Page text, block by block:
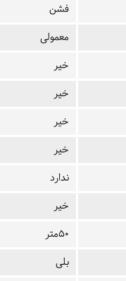
فشن
معمولی
خیر
خیر
خیر
خیر
ندارد
خیر
50متر
بلی